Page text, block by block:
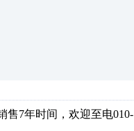
售7年时间，欢迎至电010-